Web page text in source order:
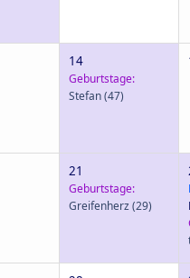
14
Geburtstage:
Stefan(47)
21
Geburtstage:
Greifenherz(29)